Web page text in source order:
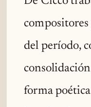
compositores
del período,
forma